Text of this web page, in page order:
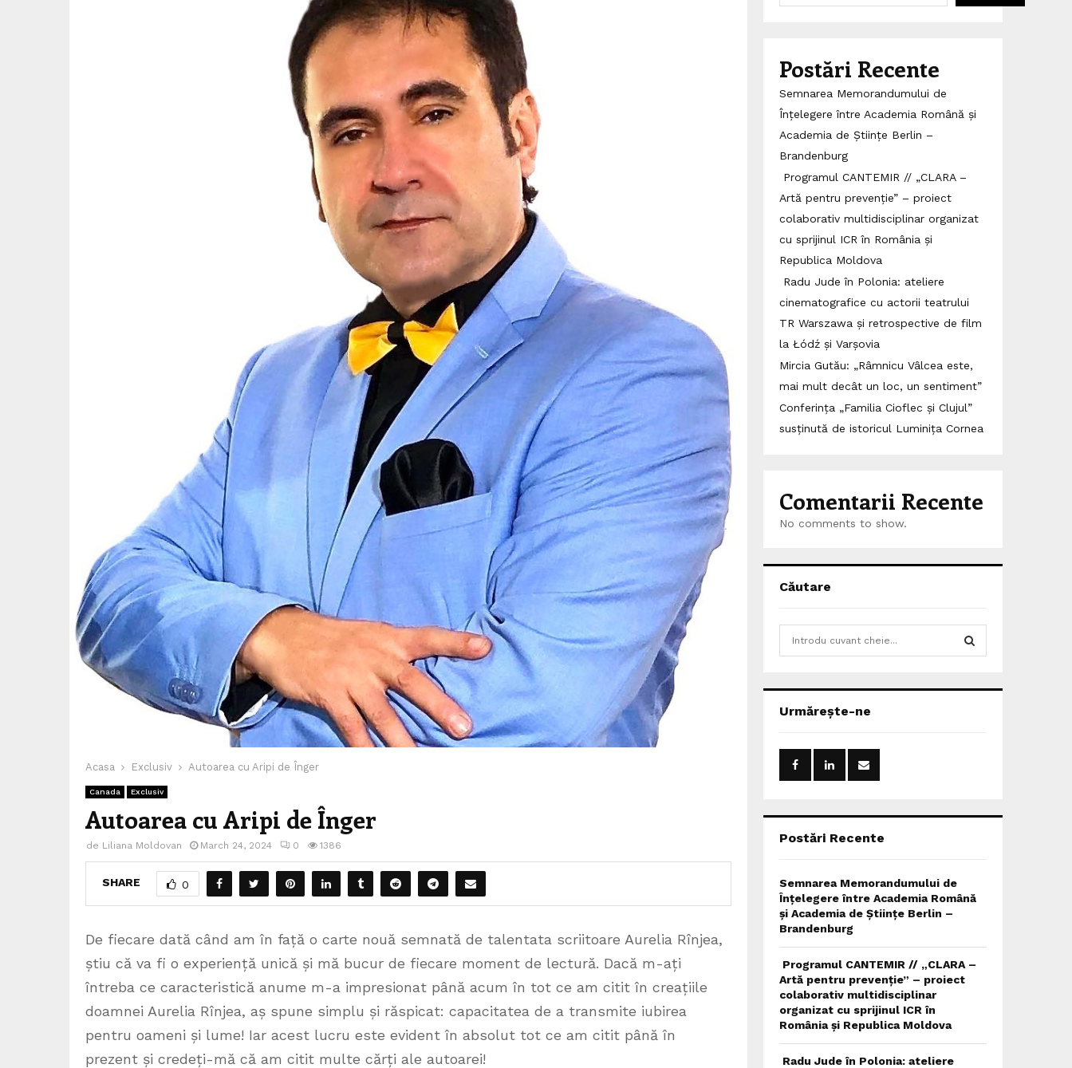
Acasa Exclusiv Autoarea cu Aripi de Înger
Canada Exclusiv
Autoarea cu Aripi de Înger
de Liliana Moldovan March 24, 2024 0 1386
SHARE 0
De fiecare dată când am în față o carte nouă semnată de talentata scriitoare Aurelia Rînjea,
știu că va fi o experiență unică și mă bucur de fiecare moment de lectură. Dacă m-ați
întreba ce caracteristică anume m-a impresionat până acum în tot ce am citit în creațiile
doamnei Aurelia Rînjea, aș spune simplu și răspicat: capacitatea de a transmite iubirea
pentru oameni și lume! Iar acest lucru este evident în absolut tot ce am citit până în
prezent și credeți-mă că am citit multe cărți ale autoarei!
Postări Recente
Semnarea Memorandumului de
Înțelegere între Academia Română și
Academia de Științe Berlin –
Brandenburg
Programul CANTEMIR // „CLARA –
Artă pentru prevenție” – proiect
colaborativ multidisciplinar organizat
cu sprijinul ICR în România și
Republica Moldova
Radu Jude în Polonia: ateliere
cinematografice cu actorii teatrului
TR Warszawa și retrospective de film
la Łódź și Varșovia
Mircia Gutău: „Râmnicu Vâlcea este,
mai mult decât un loc, un sentiment”
Conferința „Familia Cioflec și Clujul”
susținută de istoricul Luminița Cornea
Comentarii Recente
No comments to show.
Căutare
h
o
:
Urmărește-ne
Postări Recente
Semnarea Memorandumului de
Înțelegere între Academia Română
și Academia de Științe Berlin –
Brandenburg
Programul CANTEMIR // „CLARA –
Artă pentru prevenție” – proiect
colaborativ multidisciplinar
organizat cu sprijinul ICR în
România și Republica Moldova
Radu Jude în Polonia: ateliere